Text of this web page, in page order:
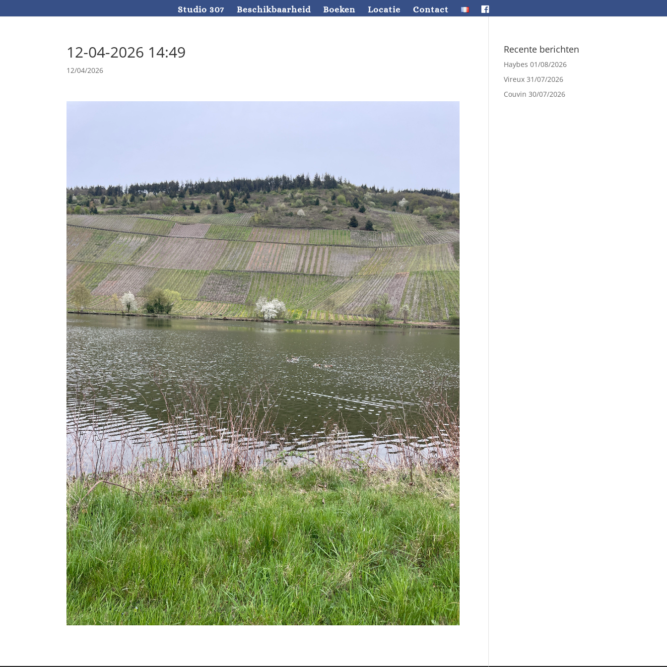
Studio 307 Beschikbaarheid Boeken Locatie Contact
12-04-2026 14:49
12/04/2026
Recente berichten
Haybes 01/08/2026
Vireux 31/07/2026
Couvin 30/07/2026